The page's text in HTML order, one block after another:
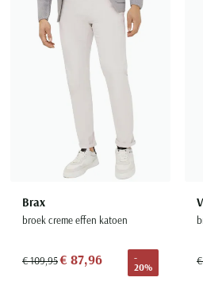
Brax
broek creme effen katoen
€ 109,95€ 87,96
-
20%